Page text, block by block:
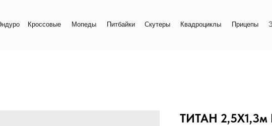
Кроссовые Мопеды Электро
Прицепы
Квадроциклы
Скутеры
Питбайки
ТИТАН 2,5Х1,3м